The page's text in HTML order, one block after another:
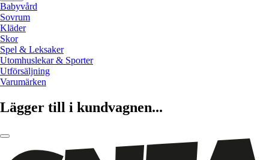
Babyvård
Sovrum
Kläder
Skor
Spel & Leksaker
Utomhuslekar & Sporter
Utförsäljning
Varumärken
Lägger till i kundvagnen...